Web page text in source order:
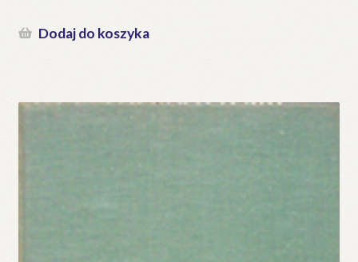
Dodaj do koszyka